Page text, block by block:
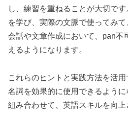
し、練習を重ねることが大切で
を学び、実際の文脈で使ってみて
会話や文章作成において、pan不
えるようになります。
これらのヒントと実践方法を活
名詞を効果的に使用できるよう
組み合わせて、英語スキルを向上